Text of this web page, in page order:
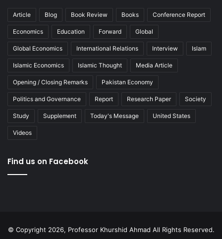
Article Blog Book Review Books Conference Report
Economics Education Forward Global
Global Economics International Relations Interview Islam
Islamic Economics Islamic Thought Media Article
Opening / Closing Remarks Pakistan Economy
Politics and Governance Report Research Paper Society
Study Supplement Today's Message United States
Videos
Find us on Facebook
© Copyright 2026, Professor Khurshid Ahmad All Rights Reserved.